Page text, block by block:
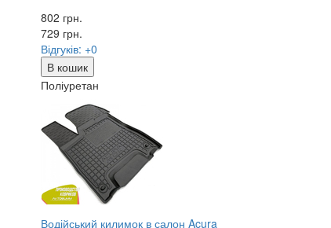
802 грн.
729 грн.
Відгуків: +0
В кошик
Поліуретан
Водійський килимок в салон Acura